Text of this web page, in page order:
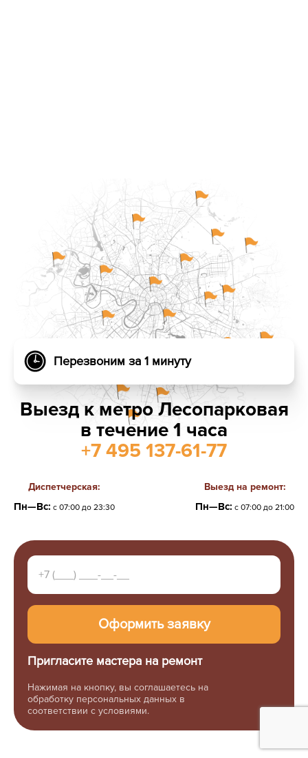
Выезд к метро Лесопарковая
в течение 1 часа
+7 495 137-61-77
Диспетчерская:
Пн—Вс: с 07:00 до 23:30
Выезд на ремонт:
Пн—Вс: с 07:00 до 21:00
Пригласите мастера на ремонт
Нажимая на кнопку, вы соглашаетесь на
обработку персональных данных в
соответствии с условиями.
Перезвоним за 1 минуту